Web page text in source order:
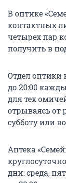
В оптике
контактных
четырех пар
получить в
Отдел оптики
до 20:00
для тех
отрываясь от
субботу или
Аптека
дни: среда,